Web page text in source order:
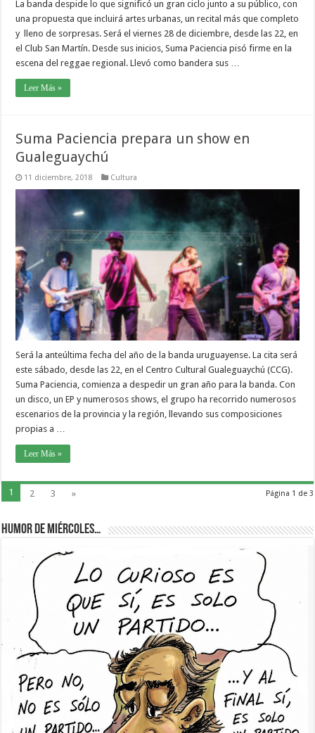
La banda despide lo que significó un gran ciclo junto a su público, con
una propuesta que incluirá artes urbanas, un recital más que completo
y lleno de sorpresas. Será el viernes 28 de diciembre, desde las 22, en
el Club San Martín. Desde sus inicios, Suma Paciencia pisó firme en la
escena del reggae regional. Llevó como bandera sus …
Leer Más »
Suma Paciencia prepara un show en
Gualeguaychú
11 diciembre, 2018 Cultura
Será la anteúltima fecha del año de la banda uruguayense. La cita será
este sábado, desde las 22, en el Centro Cultural Gualeguaychú (CCG).
Suma Paciencia, comienza a despedir un gran año para la banda. Con
un disco, un EP y numerosos shows, el grupo ha recorrido numerosos
escenarios de la provincia y la región, llevando sus composiciones
propias a …
Leer Más »
Página 1 de 3
1 2 3 »
Humor de Miércoles…